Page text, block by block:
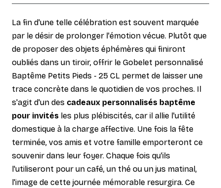
La fin d'une telle célébration est souvent marquée
par le désir de prolonger l'émotion vécue. Plutôt que
de proposer des objets éphémères qui finiront
oubliés dans un tiroir, offrir le Gobelet personnalisé
Baptême Petits Pieds - 25 CL permet de laisser une
trace concrète dans le quotidien de vos proches. Il
s'agit d'un des cadeaux personnalisés baptême
pour invités les plus plébiscités, car il allie l'utilité
domestique à la charge affective. Une fois la fête
terminée, vos amis et votre famille emporteront ce
souvenir dans leur foyer. Chaque fois qu'ils
l'utiliseront pour un café, un thé ou un jus matinal,
l'image de cette journée mémorable resurgira. Ce